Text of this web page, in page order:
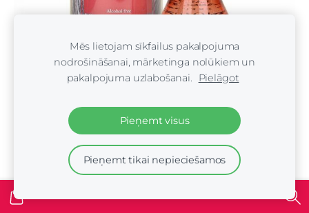
Iv San Bernard Laura Bassotti Perfume, 150 ml -
Smaržas ar augļu notīm tūlītējam saldumam
€18.00
Mēs lietojam sīkfailus pakalpojuma
nodrošināšanai, mārketinga nolūkiem un
pakalpojuma uzlabošanai.
Pielāgot
Pieņemt visus
Pieņemt tikai nepieciešamos